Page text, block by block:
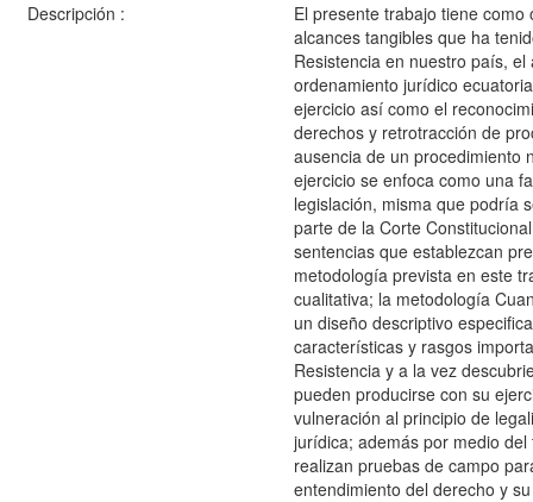
Descripción :
El presente trabajo tiene como
alcances tangibles que ha
Resistencia en nuestro país,
ordenamiento jurídico
ejercicio así como el
derechos y retrotracción de
ausencia de un procedimiento
ejercicio se enfoca como una
legislación, misma que podría
parte de la Corte
sentencias que establezcan
metodología prevista en este
cualitativa; la metodología
un diseño descriptivo
características y rasgos
Resistencia y a la vez
pueden producirse con su
vulneración al principio de
jurídica; además por medio
realizan pruebas de campo
entendimiento del derecho y